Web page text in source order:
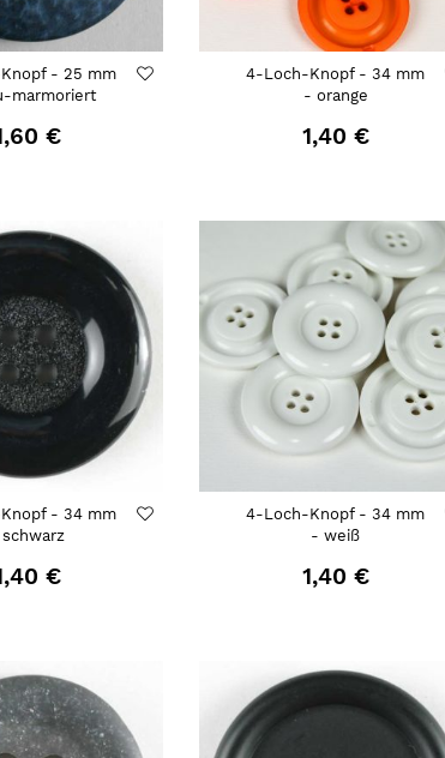
- 25 mm
marmoriert
€
4-Loch-Knopf - 34 mm
- orange
1,40 €
- 34 mm
€
4-Loch-Knopf - 34 mm
- weiß
1,40 €